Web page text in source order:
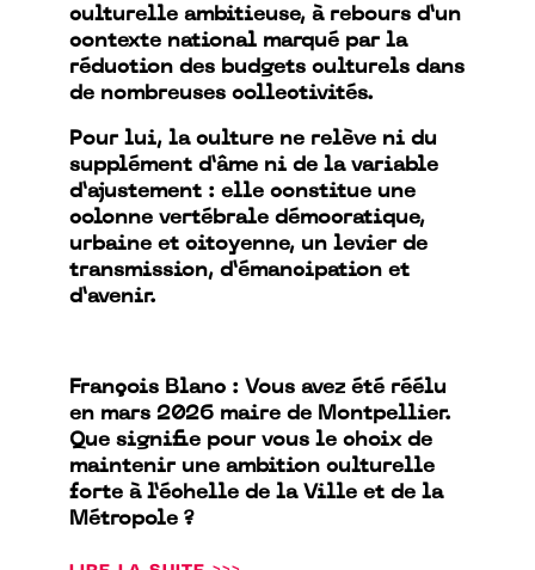
culturelle ambitieuse, à rebours d’un
contexte national marqué par la
réduction des budgets culturels dans
de nombreuses collectivités.
Pour lui, la culture ne relève ni du
supplément d’âme ni de la variable
d’ajustement : elle constitue une
colonne vertébrale démocratique,
urbaine et citoyenne, un levier de
transmission, d’émancipation et
d’avenir.
François Blanc : Vous avez été réélu
en mars 2026 maire de Montpellier.
Que signifie pour vous le choix de
maintenir une ambition culturelle
forte à l’échelle de la Ville et de la
Métropole ?